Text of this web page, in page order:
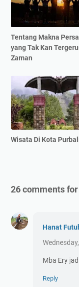
Tentang Makna
yang Tak Kan
Zaman
Wisata Di Kota
26 comments
Hanat
Mba Ery
Reply